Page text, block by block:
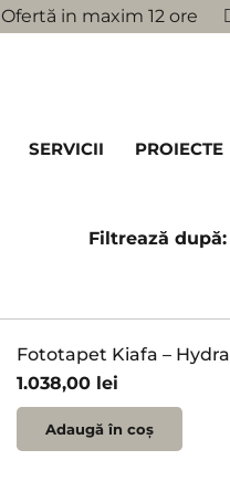
Ofertă in maxim 12 ore
SERVICII PROIECTE
Filtrează după:
Fototapet Kiafa – Hydra
1.038,00 lei
Adaugă în coș